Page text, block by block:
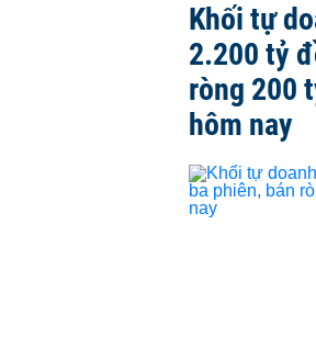
Khối tự
2.200 tỷ
ròng 200
hôm nay